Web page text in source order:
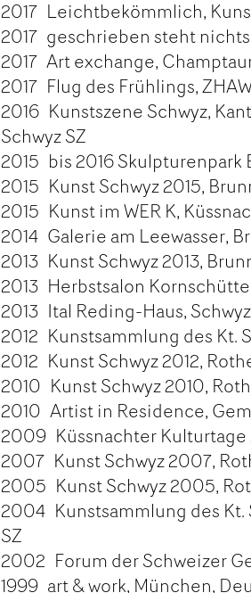
2017 Leichtbekömmlich,
2017 geschrieben steht
2017 Art exchange,
2017 Flug des Frühlings,
2016 Kunstszene Schwyz,
Schwyz SZ
2015 bis 2016 Skulpturenpark
2015 Kunst Schwyz 2015,
2015 Kunst im WER K,
2014 Galerie am Leewasser,
2013 Kunst Schwyz 2013,
2013 Herbstsalon
2013 Ital Reding-Haus,
2012 Kunstsammlung des Kt.
2012 Kunst Schwyz 2012,
2010 Kunst Schwyz 2010,
2010 Artist in Residence,
2009 Küssnachter Kulturtage
2007 Kunst Schwyz 2007,
2005 Kunst Schwyz 2005,
2004 Kunstsammlung des
SZ
2002 Forum der Schweizer
1999 art & work, München,